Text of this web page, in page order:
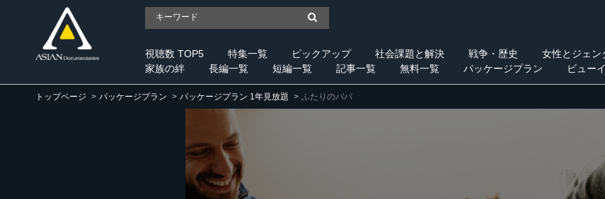
視聴数 TOP5 特集一覧 ピックアップ 社会課題と解決 戦争・歴史 女性とジェン
家族の絆
長編一覧 短編一覧 記事一覧 無料一覧 パッケージプラン ビュー
トップページ パッケージプラン パッケージプラン 1年見放題 ふたりのパパ